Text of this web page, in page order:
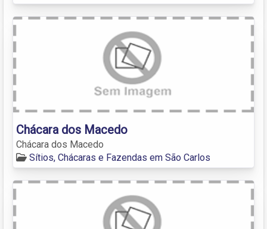
Chácara dos Macedo
Chácara dos Macedo
Sítios, Chácaras e Fazendas em São Carlos